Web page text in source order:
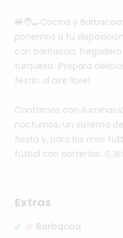
🍔🧑‍🍳Cocina y Barbacoa:
ponemos a tu disposición
con barbacoa, fregadero
turquesa. ¡Prepara
festín al aire libre!
Contamos con
nocturnos, un sistema de
fiesta y, para los más
fútbol con porterías.
Extras
🍖 Barbacoa